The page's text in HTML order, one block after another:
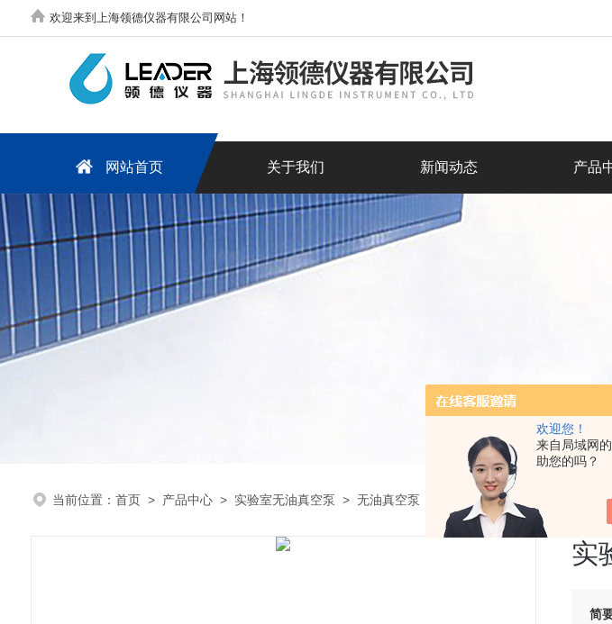
欢迎您！
来自局域网
助您的吗？
欢迎来到上海领德仪器有限公司网站！
网站首页 关于我们 新闻动态 产品
当前位置： 首页> 产品中心> 实验室无油真空泵 > 无油真空泵 R400-MC2实验室两通道双接
实
简